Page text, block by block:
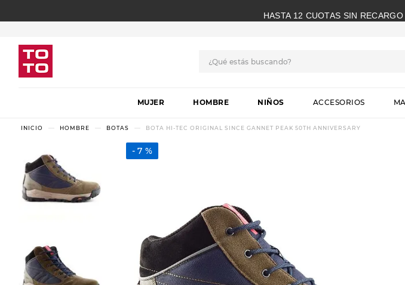
HASTA 12 CUOTAS SIN
MUJER HOMBRE NIÑOS ACCESORIOS
HOMBRE BOTAS BOTA HI-TEC ORIGINAL SINCE GANNET PEAK 50TH ANNIVERSARY
7 %
1.
botas
2.
skechers
3
americansport
sandalias
8.
hitec
9.
slip-ins